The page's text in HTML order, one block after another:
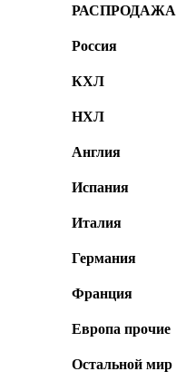
РАСПРОДАЖА
Россия
КХЛ
НХЛ
Англия
Испания
Италия
Германия
Франция
Европа прочие
Остальной мир